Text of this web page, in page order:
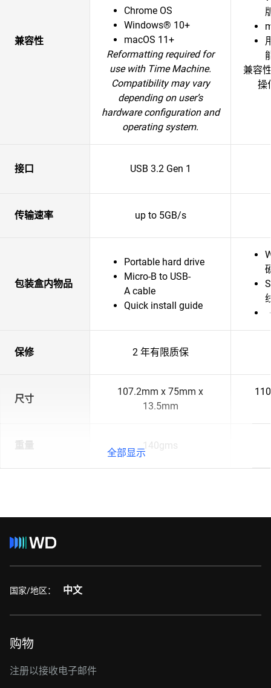
兼容性
Chrome OS
Windows® 10+
macOS 11+
Reformatting required for
use with Time Machine.
Compatibility may vary
depending on user’s
hardware configuration and
operating system.
兼容
操
接口 USB 3.2 Gen 1
传输速率 up to 5GB/s
包装盒内物品
Portable hard drive
Micro-B to USB-
A cable
Quick install guide
保修 2 年有限质保
尺寸
107.2mm x 75mm x
13.5mm
重量 140gms
全部显示
国家/地区： 中文
购物
注册以接收电子邮件